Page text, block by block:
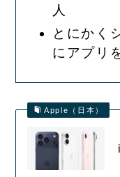
人
とにかく
にアプリ
Apple（日本）